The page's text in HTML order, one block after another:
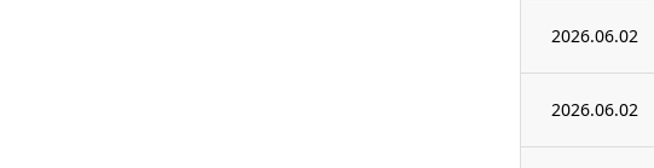
2026.06.02
2026.06.02